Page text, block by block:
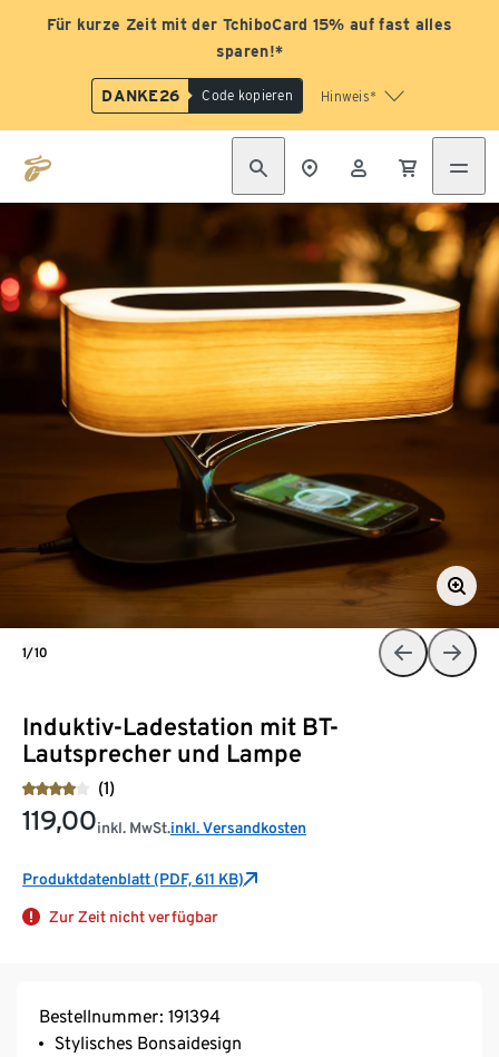
Für kurze Zeit mit der TchiboCard 15% auf fast alles
sparen!*
DANKE26 Code kopieren Hinweis*
Induktiv-Ladestation mit BT-
Lautsprecher und Lampe
(1)
119,00inkl. MwSt.inkl. Versandkosten
Produktdatenblatt (PDF, 611 KB)
Zur Zeit nicht verfügbar
1/10
Bestellnummer: 191394
Stylisches Bonsaidesign